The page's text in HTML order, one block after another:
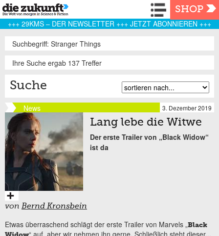
Navigation
SHOP
+++ 29KMS – DER NEWSLETTER +++ JETZT ABONNIEREN +++
Suchbegriff: Stranger Things
Ihre Suche ergab 137 Treffer
Suche
News 3. Dezember 2019
Lang lebe die Witwe
Der erste Trailer von „Black Widow“
ist da
von Bernd Kronsbein
Etwas überraschend schlägt der erste Trailer von Marvels „Black
“ auf, aber wir nehmen ihn gerne. Schließlich steht dieser...